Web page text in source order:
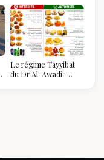
Le régime Tayyibat
du Dr Al-Awadi :